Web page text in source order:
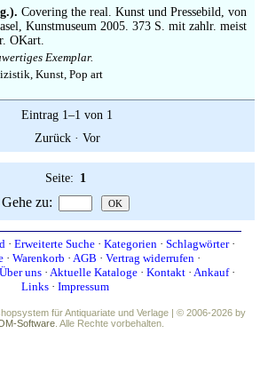
Covering the real. Kunst und Pressebild, von
Kunstmuseum 2005. 373 S. mit zahlr. meist
OKart.
Exemplar.
Kunst, Pop art
Eintrag 1–1 von 1
Zurück· Vor
Seite: 1
Gehe zu:
· Erweiterte Suche· Kategorien· Schlagwörter·
· Warenkorb · AGB · Vertrag widerrufen ·
Über uns· Aktuelle Kataloge· Kontakt· Ankauf·
Links· Impressum
für Antiquariate und Verlage | © 2006-2026 by
Software. Alle Rechte vorbehalten.